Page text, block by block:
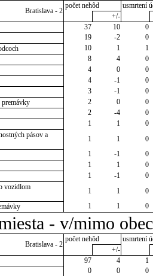
Bratislava - 2
počet nehôd
usmrtení
+/-
37 10
0
19 -2
0
10 1
1
8 4
0
4 0
0
4 -1
0
3 -1
0
premávky
2 0
0
2 -4
0
1 1
0
pásov a
1 1
0
1 -1
0
1 1
0
1 -1
0
vozidlom
1 1
0
1 1 0
- v/mimo obec
Bratislava - 2
počet nehôd
usmrtení
+/-
97 4
1
0 0
0